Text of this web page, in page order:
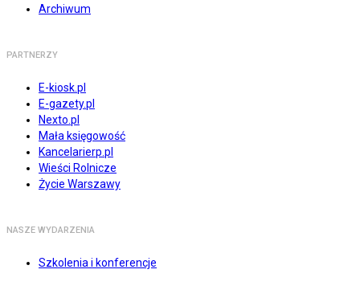
Archiwum
PARTNERZY
E-kiosk.pl
E-gazety.pl
Nexto.pl
Mała księgowość
Kancelarierp.pl
Wieści Rolnicze
Życie Warszawy
NASZE WYDARZENIA
Szkolenia i konferencje